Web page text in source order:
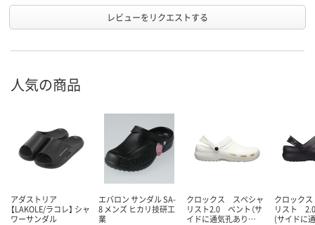
レビューをリクエストする
人気の商品
アダストリア
【LAKOLE/ラコレ】 シャ
ワーサンダル
エバロン サンダル SA-
8 メンズ ヒカリ技研工
業
クロックス スペシャ
リスト2.0 ベント（サ
イドに通気孔あり…
クロック
リスト
(サイドに